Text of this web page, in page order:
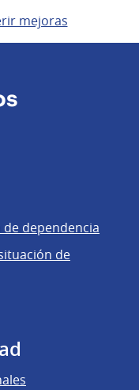
mejoras
dependencia
de